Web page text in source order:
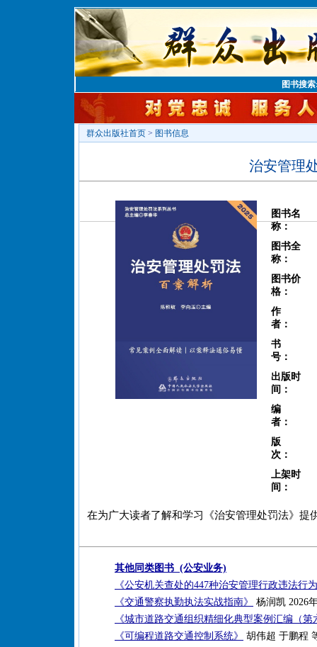
图书搜
群众出版社首页 > 图书信息
治安管理
图书名
称：
图书全
称：
图书价
格：
作
者：
书
号：
出版时
间：
编
者：
版
次：
上架时
间：
在为广大读者了解和学习《治安管理处罚法》提
其他同类图书 (公安业务)
《公安机关查处的447种治安管理行政违法行
《交通警察执勤执法实战指南》
杨润凯 2026
《城市道路交通组织精细化典型案例汇编（第
《可编程道路交通控制系统》
胡伟超 于鹏程